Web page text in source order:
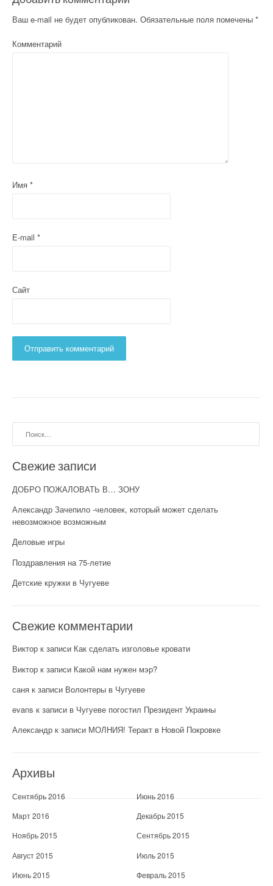
Ваш e-mail не будет опубликован. Обязательные поля помечены *
Комментарий
Имя *
E-mail *
Сайт
Свежие записи
ДОБРО ПОЖАЛОВАТЬ В… ЗОНУ
Александр Зачепило -человек, который может сделать
невозможное возможным
Деловые игры
Поздравления на 75-летие
Детские кружки в Чугуеве
Свежие комментарии
Виктор к записи Как сделать изголовье кровати
Виктор к записи Какой нам нужен мэр?
саня к записи Волонтеры в Чугуеве
evans к записи в Чугуеве погостил Президент Украины
Александр к записи МОЛНИЯ! Теракт в Новой Покровке
Архивы
Сентябрь 2016
Июнь 2016
Март 2016
Декабрь 2015
Ноябрь 2015
Сентябрь 2015
Август 2015
Июль 2015
Июнь 2015
Февраль 2015